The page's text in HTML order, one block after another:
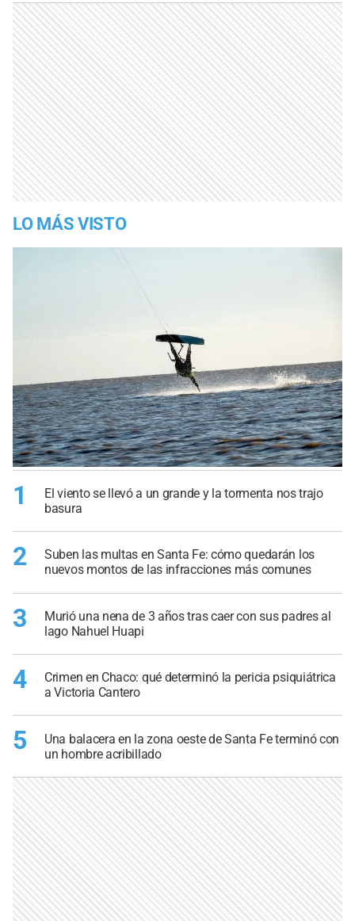
LO MÁS VISTO
1
El viento se llevó a un grande y la tormenta nos trajo
basura
2
Suben las multas en Santa Fe: cómo quedarán los
nuevos montos de las infracciones más comunes
3
Murió una nena de 3 años tras caer con sus padres al
lago Nahuel Huapi
4
Crimen en Chaco: qué determinó la pericia psiquiátrica
a Victoria Cantero
5
Una balacera en la zona oeste de Santa Fe terminó con
un hombre acribillado